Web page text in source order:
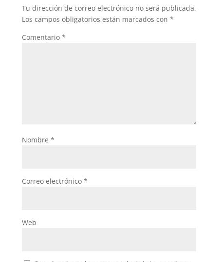
Tu dirección de correo electrónico no será publicada.
Los campos obligatorios están marcados con *
Comentario *
Nombre *
Correo electrónico *
Web